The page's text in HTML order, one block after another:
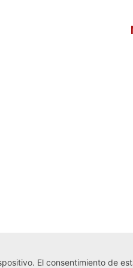
El consentimiento de